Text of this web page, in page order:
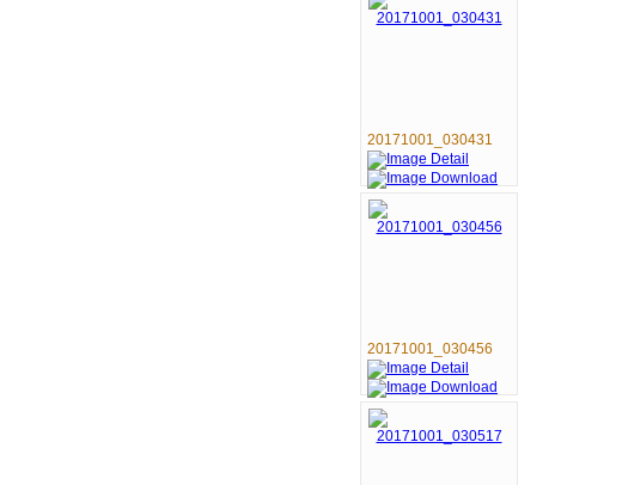
20171001_030431
20171001_030456